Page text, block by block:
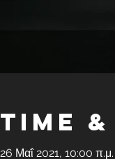
Time
26 Μαΐ 2021, 10:00